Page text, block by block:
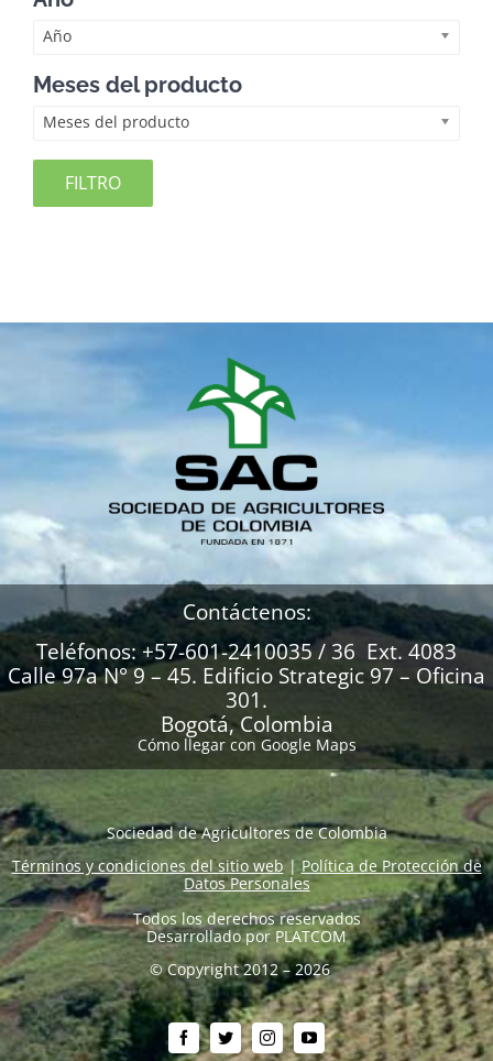
Año
Meses del producto
Meses del producto
FILTRO
Contáctenos:
Teléfonos: +57-601-2410035 / 36 Ext. 4083
Calle 97a N° 9 – 45. Edificio Strategic 97 – Oficina
301.
Bogotá, Colombia
Cómo llegar con Google Maps
Sociedad de Agricultores de Colombia
Términos y condiciones del sitio web|Política de Protección de
Datos Personales
Todos los derechos reservados
Desarrollado por PLATCOM
© Copyright 2012 – 2026